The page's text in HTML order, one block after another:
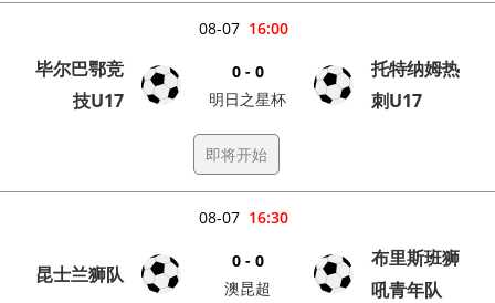
16:00
08-07
毕尔巴鄂竞
技U17
0 - 0
明日之星杯
托特纳姆热
刺U17
即将开始
16:30
08-07
昆士兰狮队
0 - 0
澳昆超
布里斯班狮
吼青年队